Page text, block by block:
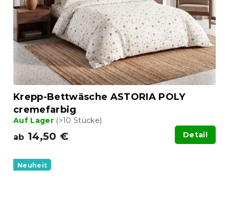
Krepp-Bettwäsche ASTORIA POLY
cremefarbig
Auf Lager (>10 Stücke)
ab 14,50 € Detail
Neuheit